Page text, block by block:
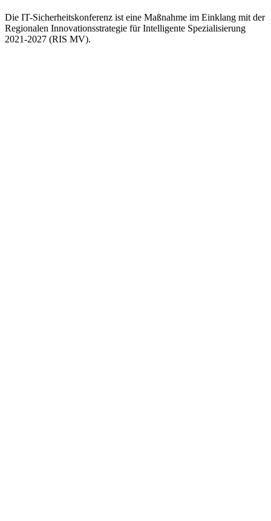
Die IT-Sicherheitskonferenz ist eine Maßnahme im Einklang mit der
Regionalen Innovationsstrategie für Intelligente Spezialisierung
2021-2027 (RIS MV).